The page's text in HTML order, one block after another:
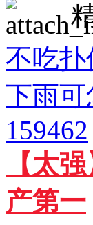
不吃扑
下雨
159462
【太
产第一